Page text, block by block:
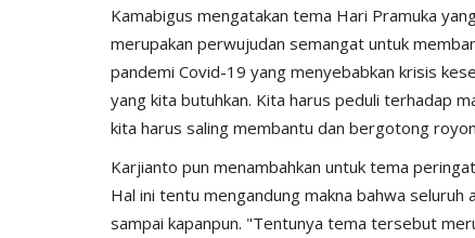
Kamabigus mengatakan tema Hari Pramuka
merupakan perwujudan semangat untuk
pandemi Covid-19 yang menyebabkan krisis
yang kita butuhkan. Kita harus peduli terhadap
kita harus saling membantu dan bergotong
Karjianto pun menambahkan untuk tema
Hal ini tentu mengandung makna bahwa
sampai kapanpun. "Tentunya tema tersebut